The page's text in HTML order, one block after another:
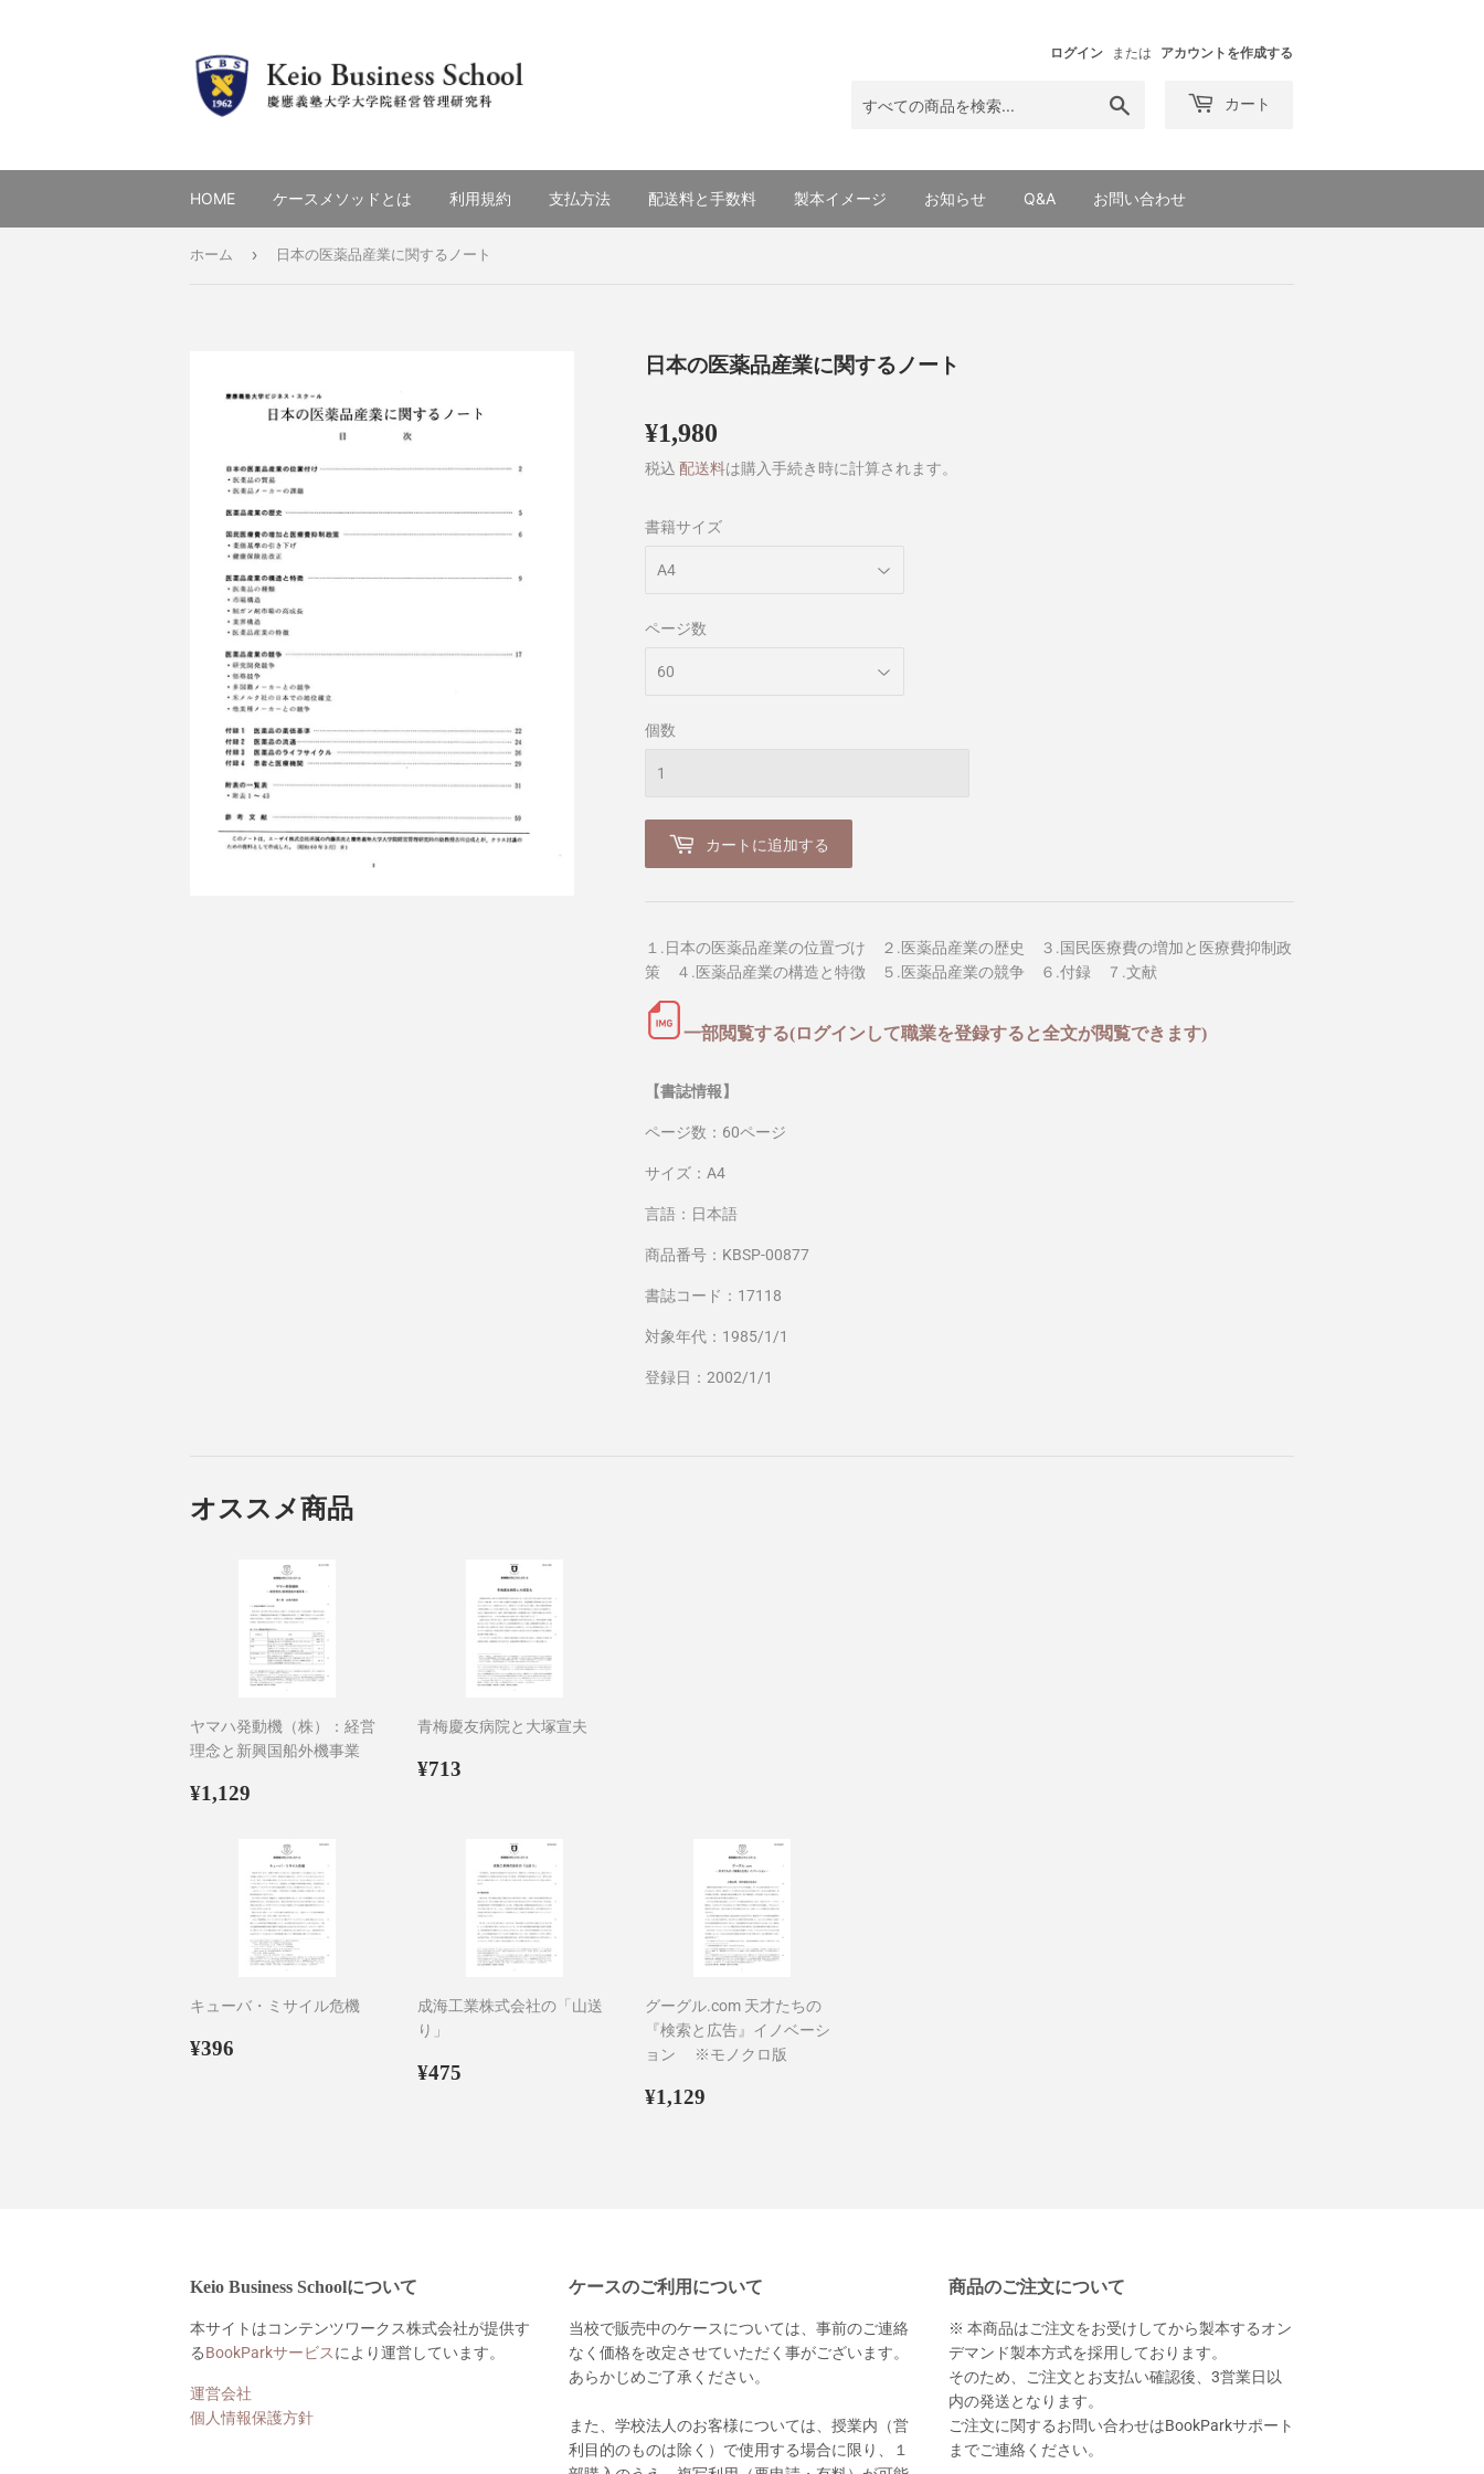
ログイン または アカウントを作成する
る
カート
HOME ケースメソッドとは 利用規約 支払方法 配送料と手数料 製本イメージ お知らせ Q&A お問い合わせ
ホーム › 日本の医薬品産業に関するノート
日本の医薬品産業に関するノート
¥1,980
税込 配送料は購入手続き時に計算されます。
書籍サイズ
ページ数
個数
カートに追加する
１.日本の医薬品産業の位置づけ ２.医薬品産業の歴史 ３.国民医療費の増加と医療費抑制政
策 ４.医薬品産業の構造と特徴 ５.医薬品産業の競争 ６.付録 ７.文献
一部閲覧する(ログインして職業を登録すると全文が閲覧できます)
【書誌情報】
ページ数：60ページ
サイズ：A4
言語：日本語
商品番号：KBSP-00877
書誌コード：17118
対象年代：1985/1/1
登録日：2002/1/1
オススメ商品
ヤマハ発動機（株）：経営
理念と新興国船外機事業
通
¥1,129
青梅慶友病院と大塚宣夫
通
¥713
キューバ・ミサイル危機
通
¥396
成海工業株式会社の「山送
り」
通
¥475
グーグル.com 天才たちの
『検索と広告』イノベーシ
ョン ※モノクロ版
通
¥1,129
Keio Business Schoolについて
本サイトはコンテンツワークス株式会社が提供す
るBookParkサービスにより運営しています。
運営会社
個人情報保護方針
ケースのご利用について
当校で販売中のケースについては、事前のご連絡
なく価格を改定させていただく事がございます。
あらかじめご了承ください。
また、学校法人のお客様については、授業内（営
利目的のものは除く）で使用する場合に限り、１
商品のご注文について
※ 本商品はご注文をお受けしてから製本するオン
デマンド製本方式を採用しております。
そのため、ご注文とお支払い確認後、3営業日以
内の発送となります。
ご注文に関するお問い合わせはBookParkサポート
までご連絡ください。